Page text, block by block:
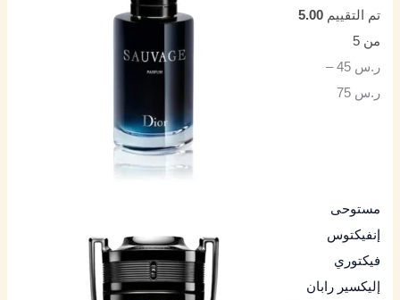
تم التقييم5.00
من 5
ر.س 45
–
ر.س 75
مستوحى
إنفيكتوس
فيكتوري
إليكسير رابان